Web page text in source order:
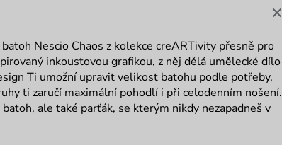
Nescio Chaos z kolekce creARTivity přesně pro
inkoustovou grafikou, z něj dělá umělecké dílo
Ti umožní upravit velikost batohu podle potřeby,
ti zaručí maximální pohodlí i při celodenním nošení.
ale také parťák, se kterým nikdy nezapadneš v